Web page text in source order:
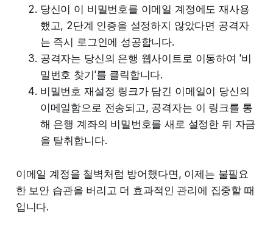
당신이 이 비밀번호를 이메일 계정에도 재사용
했고, 2단계 인증을 설정하지 않았다면 공격자
는 즉시 로그인에 성공합니다.
공격자는 당신의 은행 웹사이트로 이동하여 '비
밀번호 찾기'를 클릭합니다.
비밀번호 재설정 링크가 담긴 이메일이 당신의
이메일함으로 전송되고, 공격자는 이 링크를 통
해 은행 계좌의 비밀번호를 새로 설정한 뒤 자금
을 탈취합니다.
이메일 계정을 철벽처럼 방어했다면, 이제는 불필요
한 보안 습관을 버리고 더 효과적인 관리에 집중할 때
입니다.